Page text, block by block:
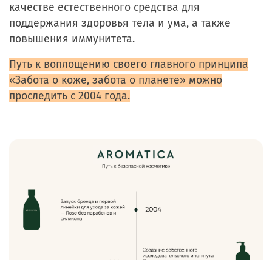
качестве естественного средства для
поддержания здоровья тела и ума, а также
повышения иммунитета.
Путь к воплощению своего главного принципа
«Забота о коже, забота о планете» можно
проследить с 2004 года.